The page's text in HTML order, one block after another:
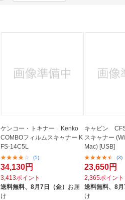
よくある質問・お問合せ
ケンコー・トキナー Kenko
COMBOフィルムスキャナー K
FS-14C5L
(5)
34,130円
3,413ポイント
送料無料、8月7日（金） お届
け
キャビン
スキャナー
Mac) [USB]
(3)
23,650円
2,365ポイント
送料無料、 8月
け